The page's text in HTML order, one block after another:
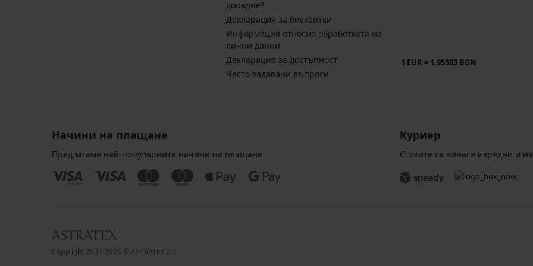
допадне?
Декларация за бисквитки
Информация относно обработката на
лични данни
Декларация за достъпност
Често задавани въпроси
1 EUR = 1.95583 BGN
Начини на плащане
Предлагаме най-популярните начини на плащане
Куриер
Стоките са винаги изрядни и
Copyright 2005-2026 © ASTRATEX a.s.